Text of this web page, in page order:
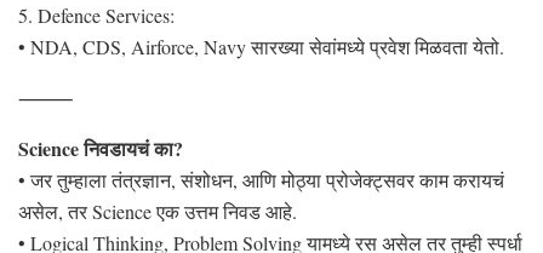
5. Defence Services:
• NDA, CDS, Airforce, Navy सारख्या सेवांमध्ये प्रवेश मिळवता येतो.
⸻
Science निवडायचं का?
• जर तुम्हाला तंत्रज्ञान, संशोधन, आणि मोठ्या प्रोजेक्ट्सवर काम करायचं
असेल, तर Science एक उत्तम निवड आहे.
• Logical Thinking, Problem Solving यामध्ये रस असेल तर तुम्ही स्पर्धा